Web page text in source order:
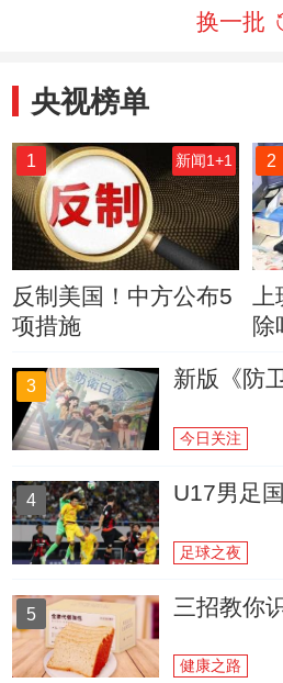
换一批
央视榜单
1 新闻1+1
反制美国！中方公布5
项措施
2
除
3 新版《防
今日关注
4 U17男足
足球之夜
5 三招教你
健康之路